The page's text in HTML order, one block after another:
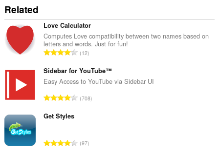
Related
Love Calculator
Computes Love compatibility between two names based on
letters and words. Just for fun!
評
の
総
：
12
Sidebar for YouTube™
Easy Access to YouTube via Sidebar UI
評
：
708
Get Styles
評97